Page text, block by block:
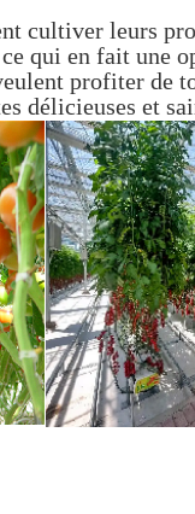
cultiver leurs
qui en fait une
profiter de
délicieuses et